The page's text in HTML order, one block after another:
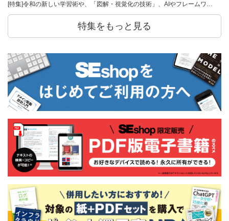
[特集]令和の新しい学習術や、「図解・視覚化の技術」、AIやフレームワ…
特集をもっと見る